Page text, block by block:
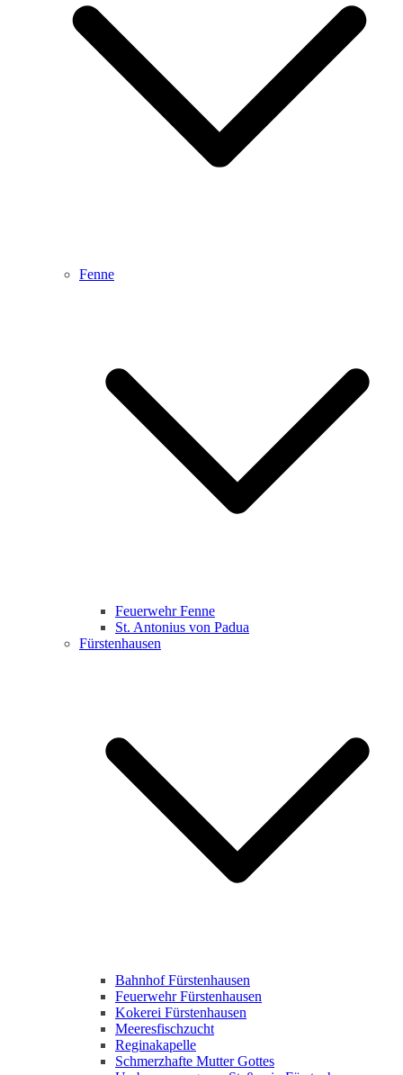
Fenne
Feuerwehr Fenne
St. Antonius von Padua
Fürstenhausen
Bahnhof Fürstenhausen
Feuerwehr Fürstenhausen
Kokerei Fürstenhausen
Meeresfischzucht
Reginakapelle
Schmerzhafte Mutter Gottes